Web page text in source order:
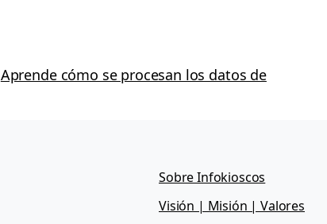
Aprende cómo se procesan los datos de
Sobre Infokioscos
Visión | Misión | Valores